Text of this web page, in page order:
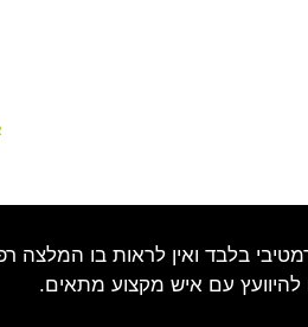
בלבד ואין לראות בו המלצה
עם איש מקצוע מתאים.